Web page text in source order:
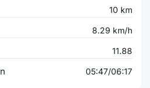
10 km
8.29 km/h
11.88
05:47/06:17